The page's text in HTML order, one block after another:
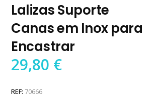
Lalizas Suporte
Canas em Inox para
Encastrar
29,80 €
REF: 70666